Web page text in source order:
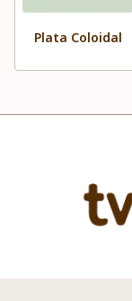
Plata Coloidal